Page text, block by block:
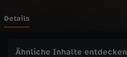
s
Details
Ähnliche Inhalte entdecken